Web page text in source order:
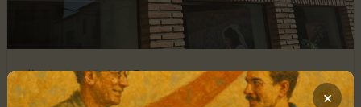
diciembre 25, 2025 0
×